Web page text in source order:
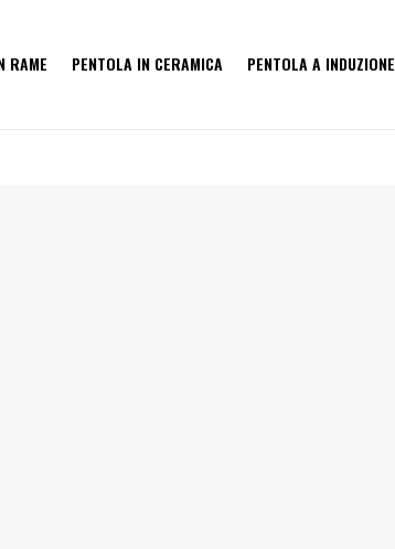
RAME PENTOLA IN CERAMICA PENTOLA A INDUZIONE